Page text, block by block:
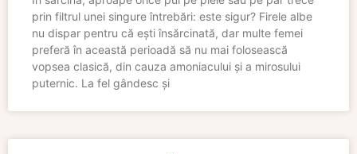
prin filtrul unei singure întrebări: este sigur? Firele albe
nu dispar pentru că ești însărcinată, dar multe femei
preferă în această perioadă să nu mai folosească
vopsea clasică, din cauza amoniacului și a mirosului
puternic. La fel gândesc și